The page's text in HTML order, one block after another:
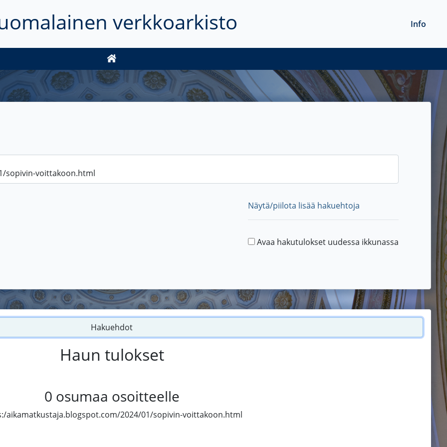
verkkoarkisto Info
Näytä/piilota lisää hakuehtoja
Avaa hakutulokset uudessa ikkunassa
Hakuehdot
Haun tulokset
0 osumaa osoitteelle
aikamatkustaja.blogspot.com/2024/01/sopivin-voittakoon.html